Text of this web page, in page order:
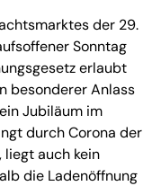
der 29.
Sonntag
erlaubt
besonderer Anlass
Jubiläum im
durch Corona der
auch kein
die Ladenöffnung